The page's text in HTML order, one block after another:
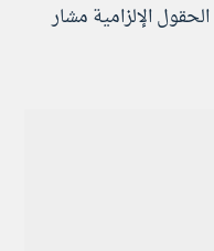
الحقول الإلزامية مشار